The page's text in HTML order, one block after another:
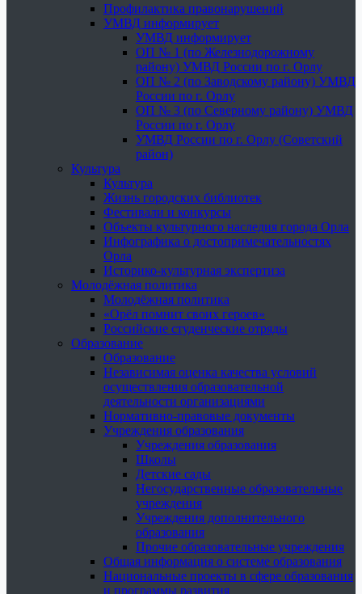
Профилактика правонарушений
УМВД информирует
УМВД информирует
ОП № 1 (по Железнодорожному
району) УМВД России по г. Орлу
ОП № 2 (по Заводскому району) УМВД
России по г. Орлу
ОП № 3 (по Северному району) УМВД
России по г. Орлу
УМВД России по г. Орлу (Советский
район)
Культура
Культура
Жизнь городских библиотек
Фестивали и конкурсы
Объекты культурного наследия города Орла
Инфографика о достопримечательностях
Орла
Историко-культурная экспертиза
Молодёжная политика
Молодёжная политика
«Орёл помнит своих героев»
Российские студенческие отряды
Образование
Образование
Независимая оценка качества условий
осуществления образовательной
деятельности организациями
Нормативно-правовые документы
Учреждения образования
Учреждения образования
Школы
Детские сады
Негосударственные образовательные
учреждения
Учреждения дополнительного
образования
Прочие образовательные учреждения
Общая информация о системе образования
Национальные проекты в сфере образования
и программы развития